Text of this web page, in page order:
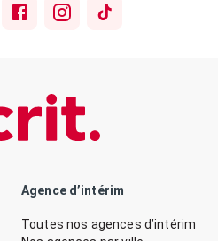
Agence d’intérim
Toutes nos agences d’intérim